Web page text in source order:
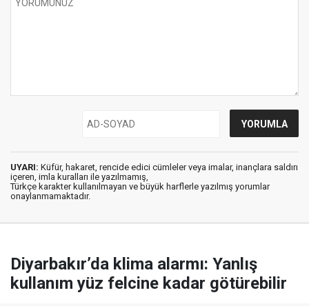
UYARI: Küfür, hakaret, rencide edici cümleler veya imalar, inançlara saldırı
içeren, imla kuralları ile yazılmamış,
Türkçe karakter kullanılmayan ve büyük harflerle yazılmış yorumlar
onaylanmamaktadır.
Diyarbakır’da klima alarmı: Yanlış
kullanım yüz felcine kadar götürebilir